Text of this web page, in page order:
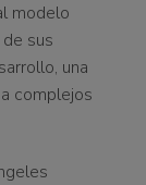
modelo
sus
una
complejos